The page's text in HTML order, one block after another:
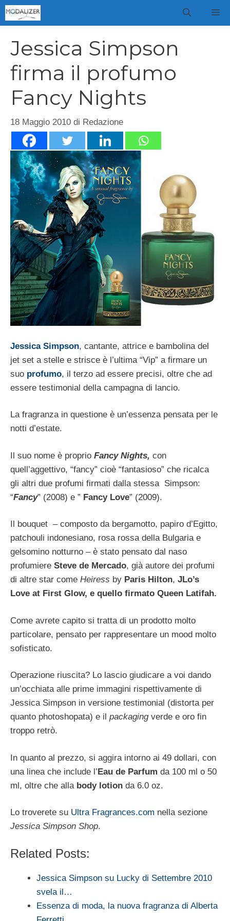
Vai
al
Jessica Simpson
firma il profumo
Fancy Nights
18 Maggio 2010 di Redazione
Jessica Simpson, cantante, attrice e bambolina del
jet set a stelle e strisce è l’ultima “Vip” a firmare un
suo profumo, il terzo ad essere precisi, oltre che ad
essere testimonial della campagna di lancio.
La fragranza in questione è un’essenza pensata per le
notti d’estate.
Il suo nome è proprio Fancy Nights, con
quell’aggettivo, “fancy” cioè “fantasioso” che ricalca
gli altri due profumi firmati dalla stessa Simpson:
“Fancy” (2008) e ” Fancy Love” (2009).
Il bouquet – composto da bergamotto, papiro d’Egitto,
patchouli indonesiano, rosa rossa della Bulgaria e
gelsomino notturno – è stato pensato dal naso
profumiere Steve de Mercado, già autore dei profumi
di altre star come Heiress by Paris Hilton, JLo’s
Love at First Glow, e quello firmato Queen Latifah.
Come avrete capito si tratta di un prodotto molto
particolare, pensato per rappresentare un mood molto
sofisticato.
Operazione riuscita? Lo lascio giudicare a voi dando
un’occhiata alle prime immagini rispettivamente di
Jessica Simpson in versione testimonial (distorta per
quanto photoshopata) e il packagingverde e oro fin
troppo retrò.
In quanto al prezzo, si aggira intorno ai 49 dollari, con
una linea che include l’Eau de Parfum da 100 ml o 50
ml, oltre che alla body lotion da 6.0 oz.
Lo troverete su Ultra Fragrances.com nella sezione
Jessica Simpson Shop.
Related Posts:
Jessica Simpson su Lucky di Settembre 2010
svela il…
Essenza di moda, la nuova fragranza di Alberta